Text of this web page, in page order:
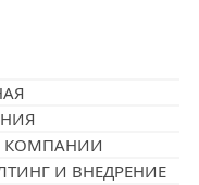
КОМПАНИИ
И ВНЕДРЕНИЕ